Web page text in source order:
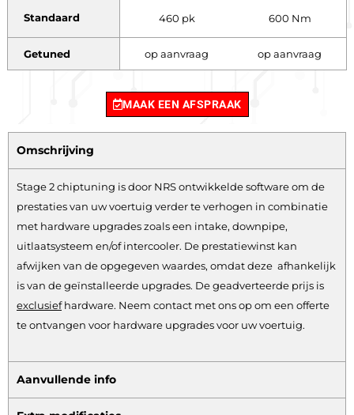
Standaard 460 pk 600 Nm
Getuned op aanvraag op aanvraag
MAAK EEN AFSPRAAK
Omschrijving
Stage 2 chiptuning is door NRS ontwikkelde software om de
prestaties van uw voertuig verder te verhogen in combinatie
met hardware upgrades zoals een intake, downpipe,
uitlaatsysteem en/of intercooler. De prestatiewinst kan
afwijken van de opgegeven waardes, omdat deze afhankelijk
is van de geïnstalleerde upgrades. De geadverteerde prijs is
exclusiefhardware. Neem contact met ons op om een offerte
te ontvangen voor hardware upgrades voor uw voertuig.
Aanvullende info